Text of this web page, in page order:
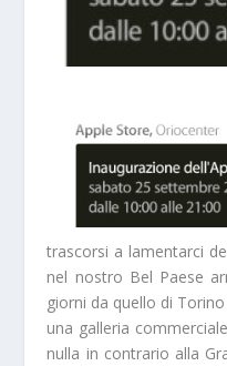
trascorsi a lamentarci
nel nostro Bel Paese
giorni da quello di
una galleria
nulla in contrario alla